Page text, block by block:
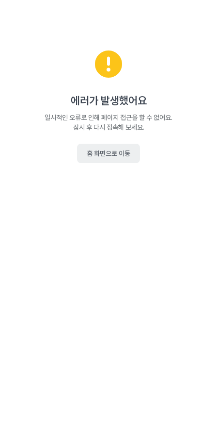
에러가 발생했어요
일시적인 오류로 인해 페이지 접근을 할 수 없어요.
잠시 후 다시 접속해 보세요.
홈 화면으로 이동